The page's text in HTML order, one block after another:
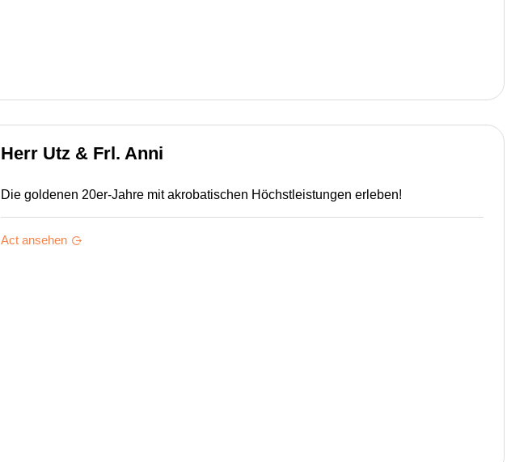
Herr Utz & Frl. Anni
Die goldenen 20er-Jahre mit akrobatischen Höchstleistungen erleben!
Act ansehen